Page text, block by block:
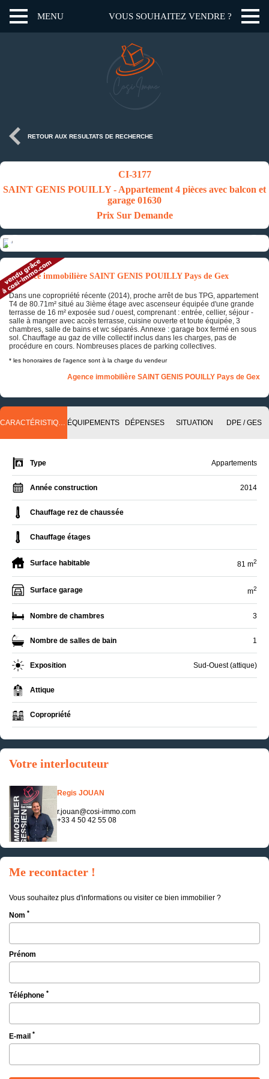
MENU VOUS SOUHAITEZ VENDRE ?
RETOUR AUX RESULTATS DE RECHERCHE
CI-3177
SAINT GENIS POUILLY - Appartement 4 pièces avec balcon et
garage 01630
Prix Sur Demande
Annonce immobilière SAINT GENIS POUILLY Pays de Gex
Dans une copropriété récente (2014), proche arrêt de bus TPG, appartement
T4 de 80.71m² situé au 3ième étage avec ascenseur équipée d'une grande
terrasse de 16 m² exposée sud / ouest, comprenant : entrée, cellier, séjour -
salle à manger avec accès terrasse, cuisine ouverte et toute équipée, 3
chambres, salle de bains et wc séparés. Annexe : garage box fermé en sous
sol. Chauffage au gaz de ville collectif inclus dans les charges, pas de
procédure en cours. Nombreuses places de parking collectives.
* les honoraires de l'agence sont à la charge du vendeur
Agence immobilière SAINT GENIS POUILLY Pays de Gex
CARACTÉRISTIQUES ÉQUIPEMENTS DÉPENSES SITUATION DPE / GES
Type Appartements
Année construction 2014
Chauffage rez de chaussée
Chauffage étages
Surface habitable 81 m2
Surface garage m2
Nombre de chambres 3
Nombre de salles de bain 1
Exposition Sud-Ouest (attique)
Attique
Copropriété
Votre interlocuteur
Regis JOUAN
r.jouan@cosi-immo.com
+33 4 50 42 55 08
Me recontacter !
Vous souhaitez plus d'informations ou visiter ce bien immobilier ?
Nom *
Prénom
Téléphone *
E-mail *